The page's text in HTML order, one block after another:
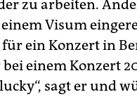
zu arbeiten.
Visum
für ein Konzert in
einem Konzert
sagt er und